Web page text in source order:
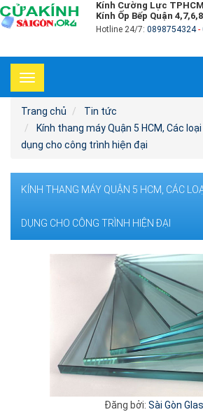
Kính Cường Lực
Kính Ốp Bếp Quận
Hotline 24/7: 0898754324-
Toggle
navigation
Trang chủ
Tin tức
Kính thang máy Quận 5 HCM, Các
dụng cho công trình hiện đại
KÍNH THANG MÁY QUẬN 5 HCM, CÁC
DỤNG CHO CÔNG TRÌNH HIỆN ĐẠI
Đăng bởi: Sài Gòn